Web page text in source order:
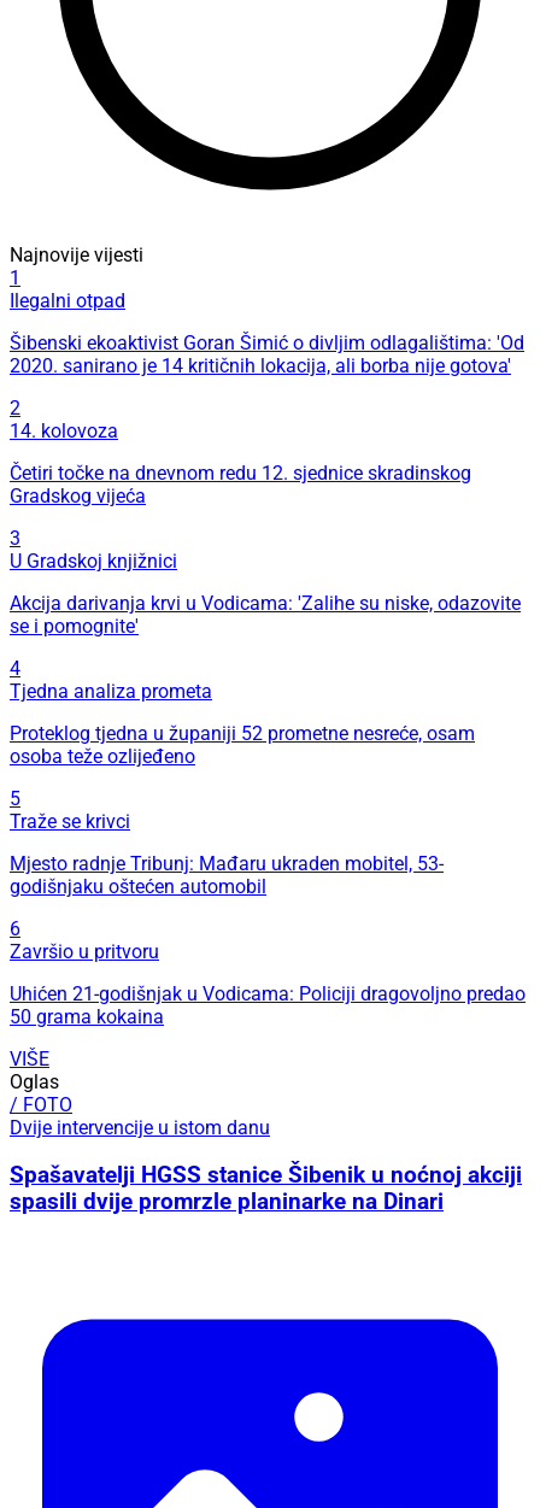
Najnovije vijesti
1
Ilegalni otpad
Šibenski ekoaktivist Goran Šimić o divljim odlagalištima: 'Od
2020. sanirano je 14 kritičnih lokacija, ali borba nije gotova'
2
14. kolovoza
Četiri točke na dnevnom redu 12. sjednice skradinskog
Gradskog vijeća
3
U Gradskoj knjižnici
Akcija darivanja krvi u Vodicama: 'Zalihe su niske, odazovite
se i pomognite'
4
Tjedna analiza prometa
Proteklog tjedna u županiji 52 prometne nesreće, osam
osoba teže ozlijeđeno
5
Traže se krivci
Mjesto radnje Tribunj: Mađaru ukraden mobitel, 53-
godišnjaku oštećen automobil
6
Završio u pritvoru
Uhićen 21-godišnjak u Vodicama: Policiji dragovoljno predao
50 grama kokaina
VIŠE
Oglas
/ FOTO
Dvije intervencije u istom danu
Spašavatelji HGSS stanice Šibenik u noćnoj akciji
spasili dvije promrzle planinarke na Dinari